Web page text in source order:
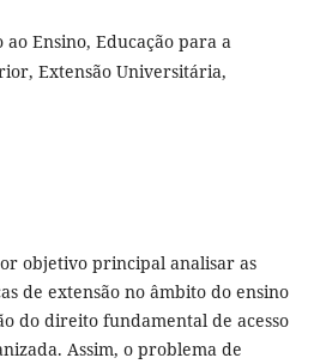
ao Ensino, Educação para a
Extensão Universitária,
objetivo principal analisar as
de extensão no âmbito do ensino
do direito fundamental de acesso
Assim, o problema de